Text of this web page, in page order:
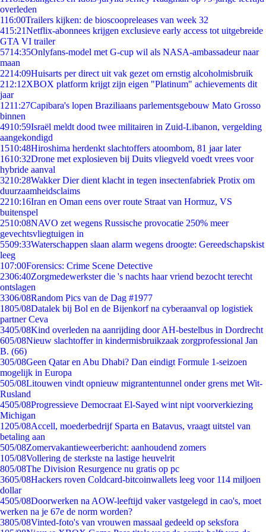
overleden
116:00Trailers kijken: de bioscoopreleases van week 32
415:21Netflix-abonnees krijgen exclusieve early access tot uitgebreide
GTA VI trailer
5714:35Onlyfans-model met G-cup wil als NASA-ambassadeur naar
maan
2214:09Huisarts per direct uit vak gezet om ernstig alcoholmisbruik
212:12XBOX platform krijgt zijn eigen "Platinum" achievements dit
jaar
1211:27Capibara's lopen Braziliaans parlementsgebouw Mato Grosso
binnen
4910:59Israël meldt dood twee militairen in Zuid-Libanon, vergelding
aangekondigd
1510:48Hiroshima herdenkt slachtoffers atoombom, 81 jaar later
1610:32Drone met explosieven bij Duits vliegveld voedt vrees voor
hybride aanval
3210:28Wakker Dier dient klacht in tegen insectenfabriek Protix om
duurzaamheidsclaims
2210:16Iran en Oman eens over route Straat van Hormuz, VS
buitenspel
2510:08NAVO zet wegens Russische provocatie 250% meer
gevechtsvliegtuigen in
5509:33Waterschappen slaan alarm wegens droogte: Gereedschapskist
leeg
107:00Forensics: Crime Scene Detective
2306:40Zorgmedewerkster die 's nachts haar vriend bezocht terecht
ontslagen
3306/08Random Pics van de Dag #1977
1805/08Datalek bij Bol en de Bijenkorf na cyberaanval op logistiek
partner Ceva
3405/08Kind overleden na aanrijding door AH-bestelbus in Dordrecht
605/08Nieuw slachtoffer in kindermisbruikzaak zorgprofessional Jan
B. (66)
305/08Geen Qatar en Abu Dhabi? Dan eindigt Formule 1-seizoen
mogelijk in Europa
505/08Litouwen vindt opnieuw migrantentunnel onder grens met Wit-
Rusland
4505/08Progressieve Democraat El-Sayed wint nipt voorverkiezing
Michigan
1205/08Accell, moederbedrijf Sparta en Batavus, vraagt uitstel van
betaling aan
505/08Zomervakantieweerbericht: aanhoudend zomers
105/08Vollering de sterkste na lastige heuvelrit
805/08The Division Resurgence nu gratis op pc
3605/08Hackers roven Coldcard-bitcoinwallets leeg voor 114 miljoen
dollar
4505/08Doorwerken na AOW-leeftijd vaker vastgelegd in cao's, moet
werken na je 67e de norm worden?
3805/08Vinted-foto's van vrouwen massaal gedeeld op seksfora